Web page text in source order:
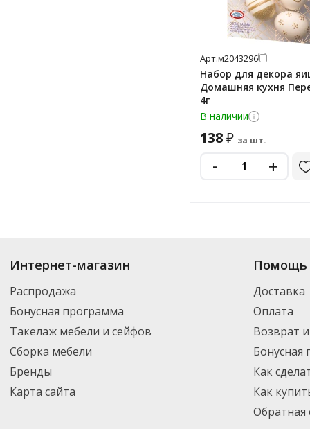
Арт.м2043296
Набор для декора
Домашняя кухня
4г
В наличии
138₽ за шт.
- +
Купить
. В ассортименте
можете выбрать нужный товар и добавить его в корзину для
партнерской транспортной компанией DPD. Для постоянных
Интернет-магазин
Распродажа
Бонусная программа
Такелаж мебели и сейфов
Сборка мебели
Бренды
Карта сайта
Помощь
Доставка
Оплата
Возврат
Бонусная
Как
Как
Обратная